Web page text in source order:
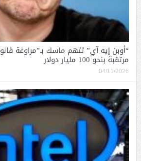
“أوبن إيه آي” تتهم ماسك بـ”مراوغة
مرتقبة بنحو 100 مليار دولار
04/11/2026